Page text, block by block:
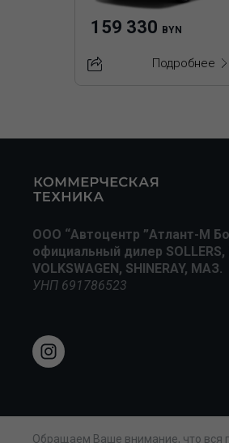
159 330 BYN
Подробнее
ООО “Автоцентр ”Атлант-М
официальный дилер SOLLERS,
VOLKSWAGEN, SHINERAY, МАЗ.
УНП 691786523
Обращаем Ваше внимание, что вся